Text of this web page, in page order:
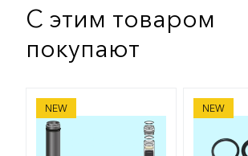
С этим товаром
покупают
NEW
Картридж активированныйNEW